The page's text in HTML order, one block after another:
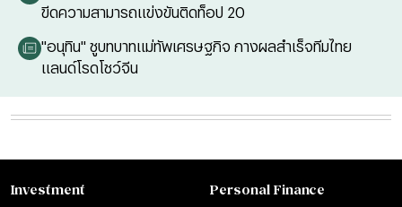
ขีดความสามารถแข่งขันติดท็อป 20
"อนุทิน" ชูบทบาทแม่ทัพเศรษฐกิจ กางผลสำเร็จทีมไทย
แลนด์โรดโชว์จีน
Investment Personal Finance